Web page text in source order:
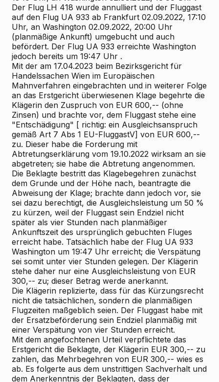
Der Flug LH 418 wurde annulliert und der Fluggast
auf den Flug UA 933 ab Frankfurt 02.09.2022, 17:10
Uhr, an Washington 02.09.2022, 20:00 Uhr
(planmäßige Ankunft) umgebucht und auch
befördert. Der Flug UA 933 erreichte Washington
jedoch bereits um 19:47 Uhr .
Mit der am 17.04.2023 beim Bezirksgericht für
Handelssachen Wien im Europäischen
Mahnverfahren eingebrachten und in weiterer Folge
an das Erstgericht überwiesenen Klage begehrte die
Klägerin den Zuspruch von EUR 600,-- (ohne
Zinsen) und brachte vor, dem Fluggast stehe eine
"Entschädigung" [ richtig: ein Ausgleichsanspruch
gemäß Art 7 Abs 1 EU-FluggastV] von EUR 600,--
zu. Dieser habe die Forderung mit
Abtretungserklärung vom 19.10.2022 wirksam an sie
abgetreten; sie habe die Abtretung angenommen.
Die Beklagte bestritt das Klagebegehren zunächst
dem Grunde und der Höhe nach, beantragte die
Abweisung der Klage; brachte dann jedoch vor, sie
sei dazu berechtigt, die Ausgleichsleistung um 50 %
zu kürzen, weil der Fluggast sein Endziel nicht
später als vier Stunden nach planmäßiger
Ankunftszeit des ursprünglich gebuchten Fluges
erreicht habe. Tatsächlich habe der Flug UA 933
Washington um 19:47 Uhr erreicht; die Verspätung
sei somit unter vier Stunden gelegen. Der Klägerin
stehe daher nur eine Ausgleichsleistung von EUR
300,-- zu; dieser Betrag werde anerkannt.
Die Klägerin replizierte, dass für das Kürzungsrecht
nicht die tatsächlichen, sondern die planmäßigen
Flugzeiten maßgeblich seien. Der Fluggast habe mit
der Ersatzbeförderung sein Endziel planmäßig mit
einer Verspätung von vier Stunden erreicht.
Mit dem angefochtenen Urteil verpflichtete das
Erstgericht die Beklagte, der Klägerin EUR 300,-- zu
zahlen, das Mehrbegehren von EUR 300,-- wies es
ab. Es folgerte aus dem unstrittigen Sachverhalt und
dem Anerkenntnis der Beklagten, dass der